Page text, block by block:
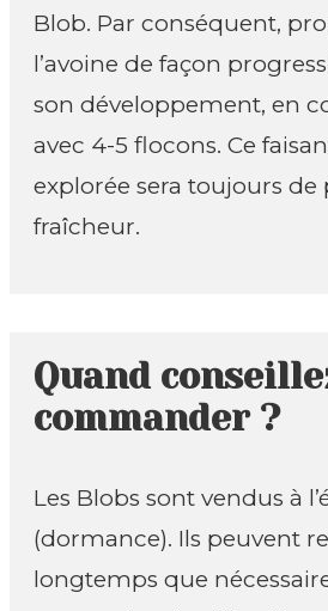
Blob. Par conséquent,
l’avoine de façon
son développement, en
avec 4-5 flocons. Ce
explorée sera toujours de
fraîcheur.
Quand
commander ?
Les Blobs sont vendus à
(dormance). Ils peuvent
longtemps que